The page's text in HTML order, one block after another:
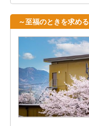
～至福のときを求め